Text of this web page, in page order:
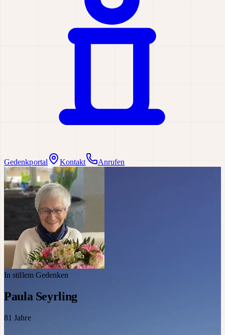
Gedenkportal Kontakt Anrufen
In stillem Gedenken
Paula Seyrling
81 Jahre